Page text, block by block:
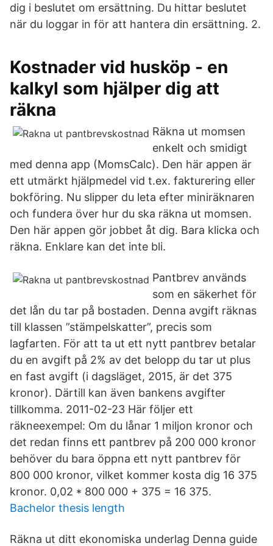
dig i beslutet om ersättning. Du hittar beslutet
när du loggar in för att hantera din ersättning. 2.
Kostnader vid husköp - en
kalkyl som hjälper dig att
räkna
Räkna ut momsen
enkelt och smidigt
med denna app (MomsCalc). Den här appen är
ett utmärkt hjälpmedel vid t.ex. fakturering eller
bokföring. Nu slipper du leta efter miniräknaren
och fundera över hur du ska räkna ut momsen.
Den här appen gör jobbet åt dig. Bara klicka och
räkna. Enklare kan det inte bli.
Pantbrev används
som en säkerhet för
det lån du tar på bostaden. Denna avgift räknas
till klassen ”stämpelskatter”, precis som
lagfarten. För att ta ut ett nytt pantbrev betalar
du en avgift på 2% av det belopp du tar ut plus
en fast avgift (i dagsläget, 2015, är det 375
kronor). Därtill kan även bankens avgifter
tillkomma. 2011-02-23 Här följer ett
räkneexempel: Om du lånar 1 miljon kronor och
det redan finns ett pantbrev på 200 000 kronor
behöver du bara öppna ett nytt pantbrev för
800 000 kronor, vilket kommer kosta dig 16 375
kronor. 0,02 * 800 000 + 375 = 16 375.
Bachelor thesis length
Räkna ut ditt ekonomiska underlag Denna guide